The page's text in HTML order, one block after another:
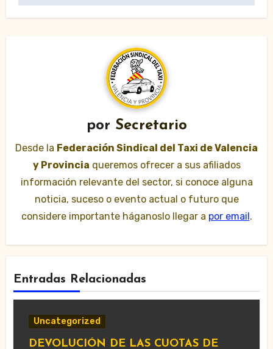
por Secretario
Desde la Federación Sindical del Taxi de Valencia
y Provincia queremos ofrecer a sus afiliados
información relevante del sector, si conoce alguna
noticia, suceso o evento actual o futuro que
considere importante háganoslo llegar a por email.
Entradas Relacionadas
Uncategorized
DEVOLUCIÓN DE LAS CUOTAS DE